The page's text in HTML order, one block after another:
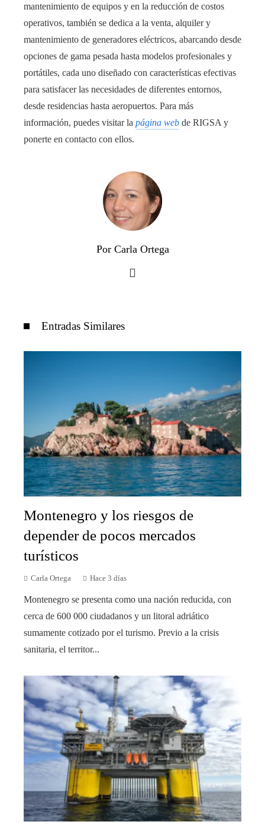
mantenimiento de equipos y en la reducción de costos
operativos, también se dedica a la venta, alquiler y
mantenimiento de generadores eléctricos, abarcando desde
opciones de gama pesada hasta modelos profesionales y
portátiles, cada uno diseñado con características efectivas
para satisfacer las necesidades de diferentes entornos,
desde residencias hasta aeropuertos. Para más
información, puedes visitar la página web de RIGSA y
ponerte en contacto con ellos.
Por Carla Ortega
Entradas Similares
Montenegro y los riesgos de
depender de pocos mercados
turísticos
Carla Ortega Hace 3 días
Montenegro se presenta como una nación reducida, con
cerca de 600 000 ciudadanos y un litoral adriático
sumamente cotizado por el turismo. Previo a la crisis
sanitaria, el territor...